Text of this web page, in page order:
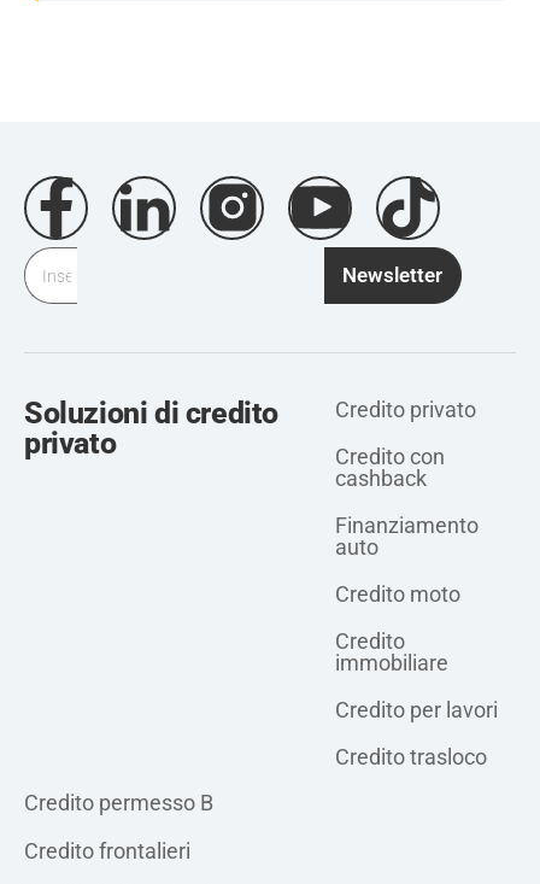
Newsletter
Soluzioni di credito
privato
Credito privato
Credito con
cashback
Finanziamento
auto
Credito moto
Credito
immobiliare
Credito per lavori
Credito trasloco
Credito permesso B
Credito frontalieri